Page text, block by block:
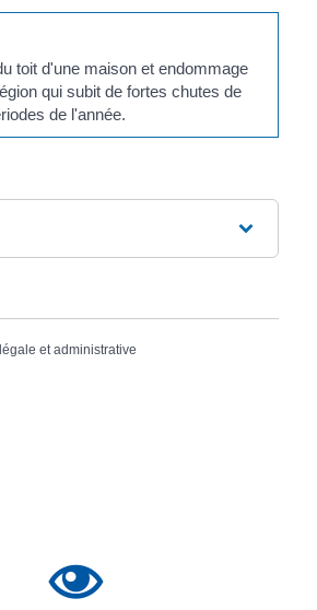
toit d'une maison et endommage
qui subit de fortes chutes de
de l'année.
et administrative